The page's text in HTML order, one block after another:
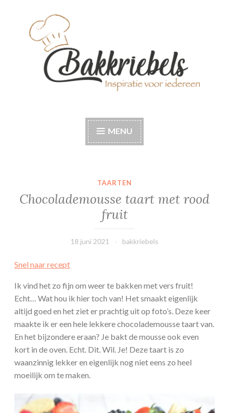
Bakkriebels
MENU
TAARTEN
Chocolademousse taart met rood
fruit
18 juni 2021 bakkriebels
Snel naar recept
Ik vind het zo fijn om weer te bakken met vers fruit!
Echt… Wat hou ik hier toch van! Het smaakt eigenlijk
altijd goed en het ziet er prachtig uit op foto’s. Deze keer
maakte ik er een hele lekkere chocolademousse taart van.
En het bijzondere eraan? Je bakt de mousse ook even
kort in de oven. Echt. Dit. Wil. Je! Deze taart is zo
waanzinnig lekker en eigenlijk nog niet eens zo heel
moeilijk om te maken.